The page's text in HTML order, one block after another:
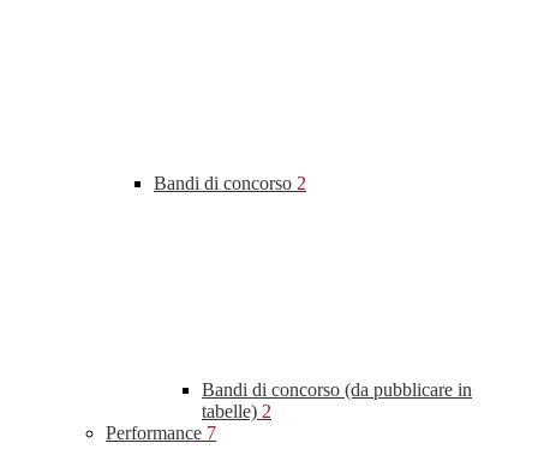
Bandi di concorso 2
Bandi di concorso (da pubblicare in
tabelle) 2
Performance 7